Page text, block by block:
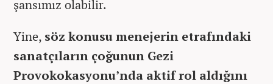
şansımız olabilir.
Yine, söz konusu menejerin etrafındaki
sanatçıların çoğunun Gezi
Provokokasyonu’nda aktif rol aldığını